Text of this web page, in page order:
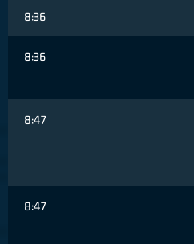
8:36
8:36
8:47
8:47